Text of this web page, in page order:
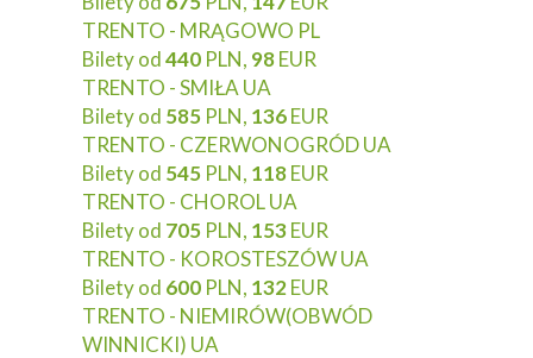
TRENTO - MRĄGOWO PL
Bilety od440 PLN, 98EUR
TRENTO - SMIŁA UA
Bilety od 585 PLN, 136EUR
TRENTO - CZERWONOGRÓD UA
Bilety od 545 PLN, 118EUR
TRENTO - CHOROL UA
Bilety od 705 PLN, 153EUR
TRENTO - KOROSTESZÓW UA
Bilety od 600 PLN, 132EUR
TRENTO - NIEMIRÓW(OBWÓD
WINNICKI) UA